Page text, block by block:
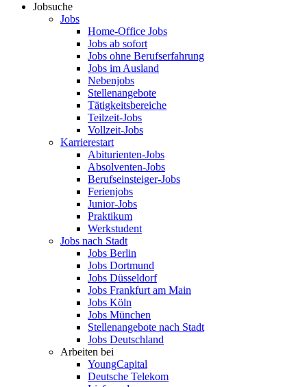
Jobsuche
Jobs
Home-Office Jobs
Jobs ab sofort
Jobs ohne Berufserfahrung
Jobs im Ausland
Nebenjobs
Stellenangebote
Tätigkeitsbereiche
Teilzeit-Jobs
Vollzeit-Jobs
Karrierestart
Abiturienten-Jobs
Absolventen-Jobs
Berufseinsteiger-Jobs
Ferienjobs
Junior-Jobs
Praktikum
Werkstudent
Jobs nach Stadt
Jobs Berlin
Jobs Dortmund
Jobs Düsseldorf
Jobs Frankfurt am Main
Jobs Köln
Jobs München
Stellenangebote nach Stadt
Jobs Deutschland
Arbeiten bei
YoungCapital
Deutsche Telekom